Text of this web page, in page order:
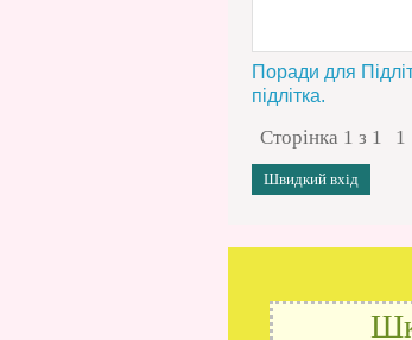
Поради для
підлітка.
Сторінка 1 з 1
1